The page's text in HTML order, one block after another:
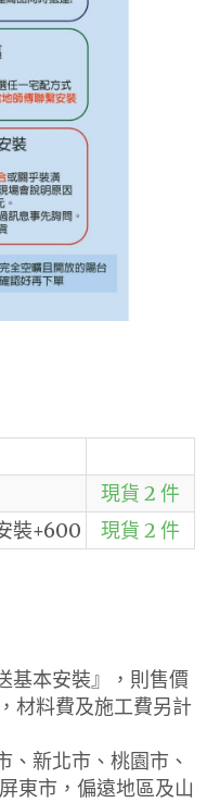
現貨 2 件
裝+600
現貨 2 件
基本安裝』，則售價
材料費及施工費另計
、新北市、桃園市、
東市，偏遠地區及山